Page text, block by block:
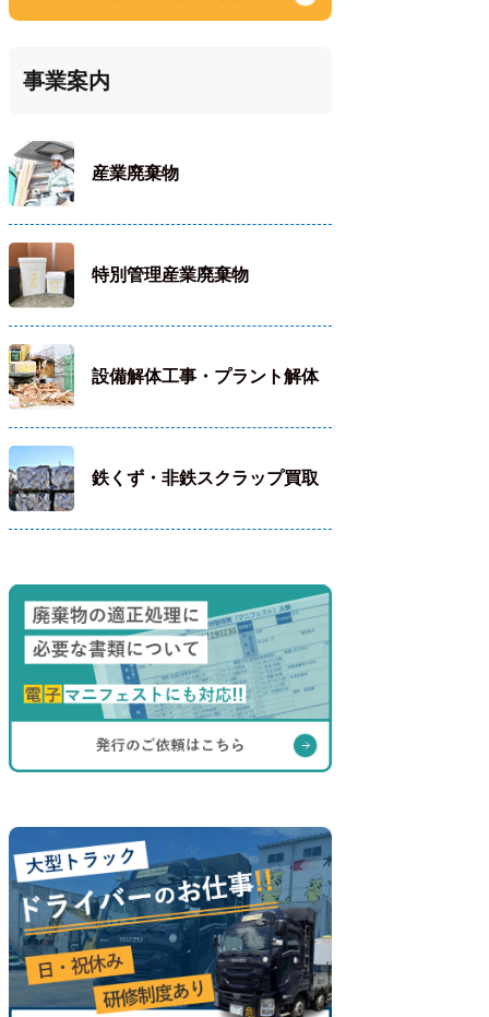
事業案内
産業廃棄物
特別管理産業廃棄物
設備解体工事・プラント解体
鉄くず・非鉄スクラップ買取